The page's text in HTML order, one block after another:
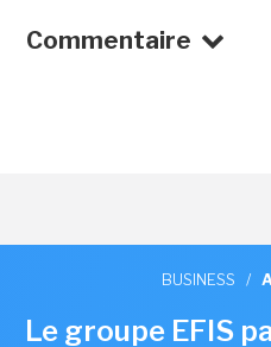
Commentaire
BUSINESS /
Le groupe EFIS